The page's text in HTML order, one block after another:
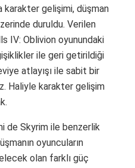
karakter gelişimi, düşman
duruldu. Verilen
IV: Oblivion oyunundaki
ile geri getirildiği
atlayışı ile sabit bir
Haliyle karakter gelişim
de Skyrim ile benzerlik
oyuncuların
olan farklı güç